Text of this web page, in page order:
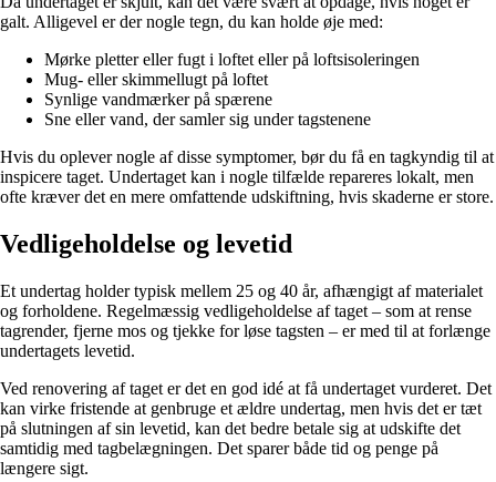
galt. Alligevel er der nogle tegn, du kan holde øje med:
Mørke pletter eller fugt i loftet eller på loftsisoleringen
Mug- eller skimmellugt på loftet
Synlige vandmærker på spærene
Sne eller vand, der samler sig under tagstenene
Hvis du oplever nogle af disse symptomer, bør du få en tagkyndig til at
inspicere taget. Undertaget kan i nogle tilfælde repareres lokalt, men
ofte kræver det en mere omfattende udskiftning, hvis skaderne er store.
Vedligeholdelse og levetid
Et undertag holder typisk mellem 25 og 40 år, afhængigt af materialet
og forholdene. Regelmæssig vedligeholdelse af taget – som at rense
tagrender, fjerne mos og tjekke for løse tagsten – er med til at forlænge
undertagets levetid.
Ved renovering af taget er det en god idé at få undertaget vurderet. Det
kan virke fristende at genbruge et ældre undertag, men hvis det er tæt
på slutningen af sin levetid, kan det bedre betale sig at udskifte det
samtidig med tagbelægningen. Det sparer både tid og penge på
længere sigt.